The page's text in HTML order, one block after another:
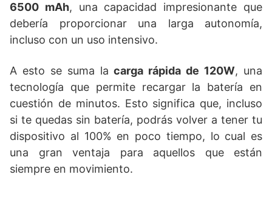
6500 mAh, una capacidad impresionante que
debería proporcionar una larga autonomía,
incluso con un uso intensivo.
A esto se suma lacarga rápida de 120W, una
tecnología que permite recargar la batería en
cuestión de minutos. Esto significa que, incluso
si te quedas sin batería, podrás volver a tener tu
dispositivo al 100% en poco tiempo, lo cual es
una gran ventaja para aquellos que están
siempre en movimiento.